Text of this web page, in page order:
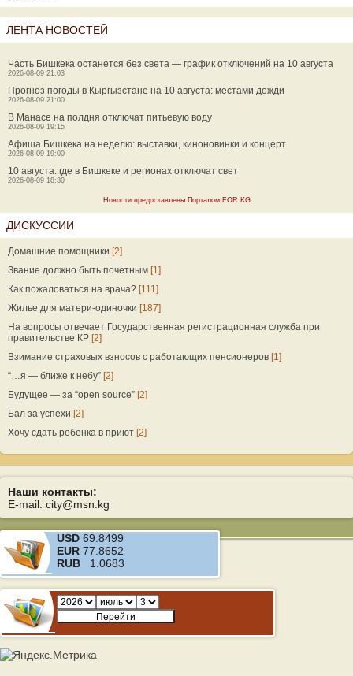
ЛЕНТА НОВОСТЕЙ
Часть Бишкека останется без света — график отключений на 10 августа
2026-08-09 21:03
Прогноз погоды в Кыргызстане на 10 августа: местами дожди
2026-08-09 21:00
В Манасе на полдня отключат питьевую воду
2026-08-09 19:15
Афиша Бишкека на неделю: выставки, киноновинки и концерт
2026-08-09 19:00
10 августа: где в Бишкеке и регионах отключат свет
2026-08-09 18:30
Новости предоставлены Порталом FOR.KG
ДИСКУССИИ
Домашние помощники [2]
Звание должно быть почетным [1]
Как пожаловаться на врача? [111]
Жилье для матери-одиночки [187]
На вопросы отвечает Государственная регистрационная служба при
правительстве КР [2]
Взимание страховых взносов с работающих пенсионеров [1]
“…я — ближе к небу” [2]
Будущее — за “open source” [2]
Бал за успехи [2]
Хочу сдать ребенка в приют [2]
Наши контакты:
E-mail: city@msn.kg
USD 69.8499
EUR 77.8652
RUB 1.0683